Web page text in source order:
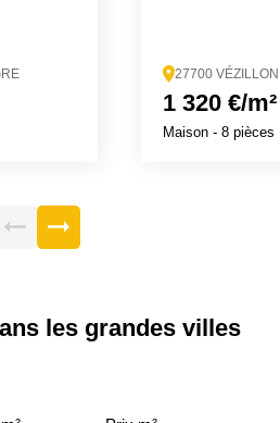
27700 VÉZILLON
1 320 €/m²
Maison - 8 pièces
les grandes villes